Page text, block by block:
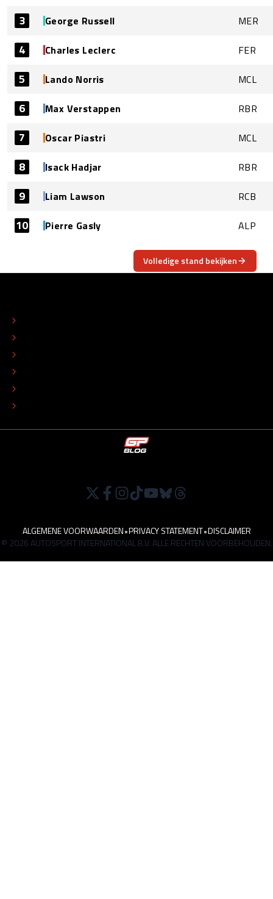
3 George Russell MER
4 Charles Leclerc FER
5 Lando Norris MCL
6 Max Verstappen RBR
7 Oscar Piastri MCL
8 Isack Hadjar RBR
9 Liam Lawson RCB
10 Pierre Gasly ALP
Volledige stand bekijken
ALGEMENE VOORWAARDEN•PRIVACY STATEMENT•DISCLAIMER
© 2026 AUTOSPORT INTERNATIONAL B.V. ALLE RECHTEN VOORBEHOUDEN.